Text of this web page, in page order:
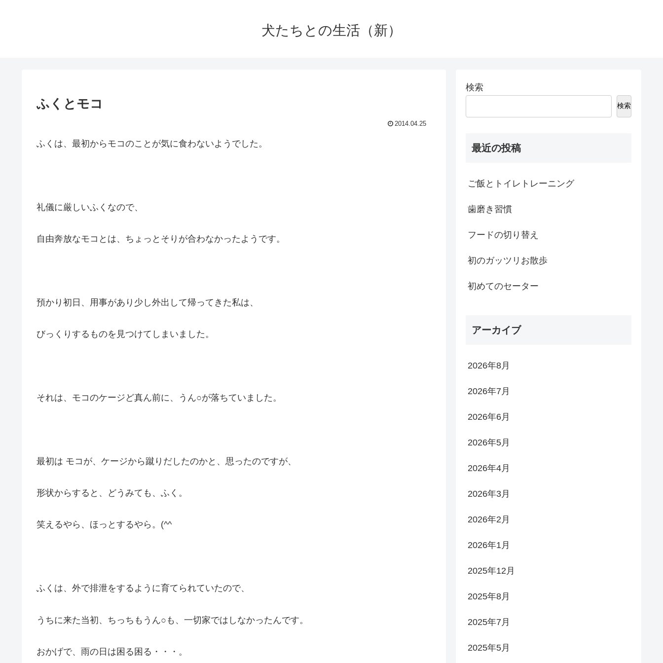
犬たちとの生活（新）
ふくとモコ
2014.04.25
ふくは、最初からモコのことが気に食わないようでした。
礼儀に厳しいふくなので、
自由奔放なモコとは、ちょっとそりが合わなかったようです。
預かり初日、用事があり少し外出して帰ってきた私は、
びっくりするものを見つけてしまいました。
それは、モコのケージど真ん前に、うん○が落ちていました。
最初は モコが、ケージから蹴りだしたのかと、思ったのですが、
形状からすると、どうみても、ふく。
笑えるやら、ほっとするやら。(^^ゞ
ふくは、外で排泄をするように育てられていたので、
うちに来た当初、ちっちもうん○も、一切家ではしなかったんです。
おかげで、雨の日は困る困る・・・。
検索
検索
最近の投稿
ご飯とトイレトレーニング
歯磨き習慣
フードの切り替え
初のガッツリお散歩
初めてのセーター
アーカイブ
2026年8月
2026年7月
2026年6月
2026年5月
2026年4月
2026年3月
2026年2月
2026年1月
2025年12月
2025年8月
2025年7月
2025年5月